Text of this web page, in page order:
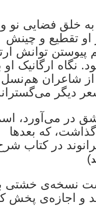
به خلق فضایی نو و
تقطیع و چینش
پیوستن توانش
ارگانیک او
از شاعران هم‌نسل
دیگر
در می‌آورد،
که بعدها
در کتاب
)
نسخه‌ی خشتی
و اجازه‌ی پخش